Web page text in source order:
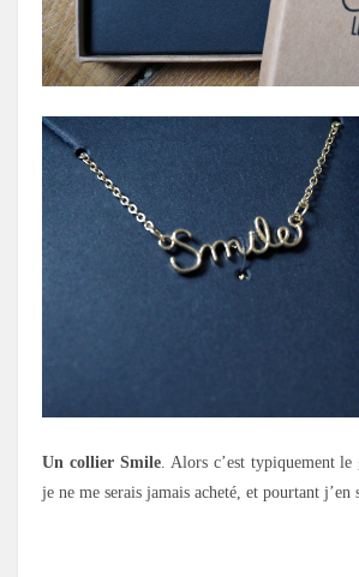
Un collier Smile. Alors c’est typiquement
je ne me serais jamais acheté, et pourtant j’en